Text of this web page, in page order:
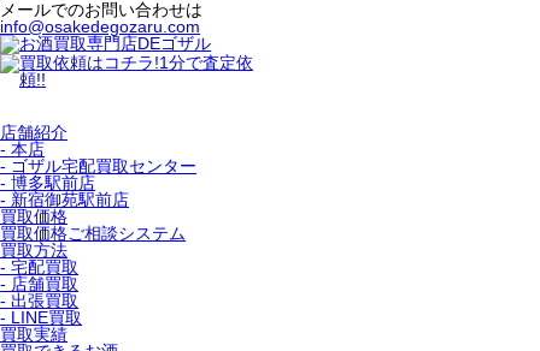
メールでのお問い合わせは
info@osakedegozaru.com
店舗紹介
- 本店
- ゴザル宅配買取センター
- 博多駅前店
- 新宿御苑駅前店
買取価格
買取価格ご相談システム
買取方法
- 宅配買取
- 店舗買取
- 出張買取
- LINE買取
買取実績